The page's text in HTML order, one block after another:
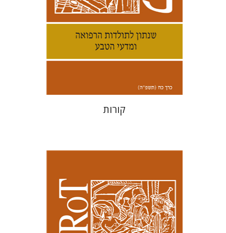
הנחת אתר ספר מודפס
$42
$38
קורות
קנת קולינס